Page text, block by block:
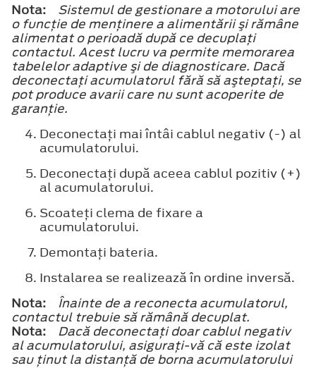
Nota:
Sistemul de gestionare a motorului are
o funcţie de menţinere a alimentării şi rămâne
alimentat o perioadă după ce decuplaţi
contactul. Acest lucru va permite memorarea
tabelelor adaptive şi de diagnosticare. Dacă
deconectaţi acumulatorul fără să aşteptaţi, se
pot produce avarii care nu sunt acoperite de
garanţie.
Deconectaţi mai întâi cablul negativ (-) al
acumulatorului.
Deconectaţi după aceea cablul pozitiv (+)
al acumulatorului.
Scoateţi clema de fixare a
acumulatorului.
Demontaţi bateria.
Instalarea se realizează în ordine inversă.
Nota:
Înainte de a reconecta acumulatorul,
contactul trebuie să rămână decuplat.
Nota:
Dacă deconectaţi doar cablul negativ
al acumulatorului, asiguraţi-vă că este izolat
sau ţinut la distanţă de borna acumulatorului